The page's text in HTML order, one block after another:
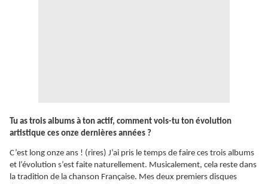
Tu as trois albums à ton actif, comment vois-tu ton évolution
artistique ces onze dernières années ?
C’est long onze ans ! (rires) J’ai pris le temps de faire ces trois albums
et l’évolution s’est faite naturellement. Musicalement, cela reste dans
la tradition de la chanson Française. Mes deux premiers disques